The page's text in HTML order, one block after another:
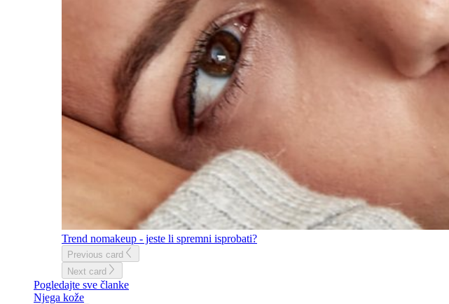
Trend nomakeup - jeste li spremni isprobati?
Previous card
Next card
Pogledajte sve članke
Njega kože